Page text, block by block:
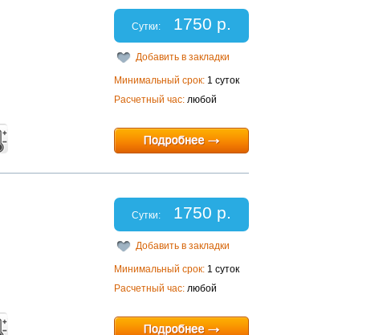
Сутки: 1750 р.
Добавить в закладки
Минимальный срок: 1 суток
Расчетный час: любой
Сутки: 1750 р.
Добавить в закладки
Минимальный срок: 1 суток
Расчетный час: любой